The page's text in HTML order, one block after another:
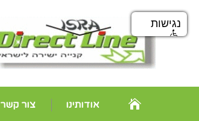
אודותינו צור קשר
נגישות